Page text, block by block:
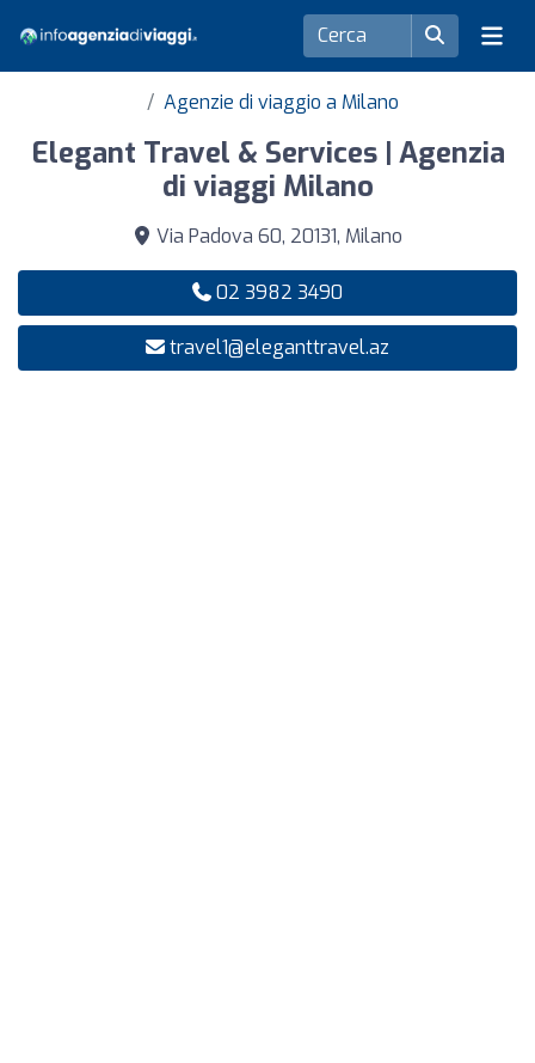
Agenzie di viaggio a Milano
Elegant Travel & Services | Agenzia
di viaggi Milano
Via Padova 60, 20131, Milano
02 3982 3490
travel1@eleganttravel.az